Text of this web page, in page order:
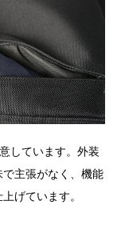
しています。外装
主張がなく、機能
げています。